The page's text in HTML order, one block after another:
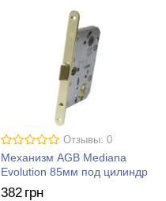
Отзывы: 0
Механизм AGB Mediana
Evolution 85мм под цилиндр
382 грн